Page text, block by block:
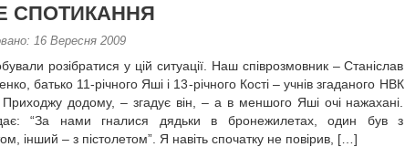
СПОТИКАННЯ
16 Вересня 2009
розібратися у цій ситуації. Наш співрозмовник – Станіслав
батько 11-річного Яші і 13-річного Кості – учнів згаданого НВК
додому, – згадує він, – а в меншого Яші очі нажахані.
“За нами гналися дядьки в бронежилетах, один був з
інший – з пістолетом”. Я навіть спочатку не повірив, […]